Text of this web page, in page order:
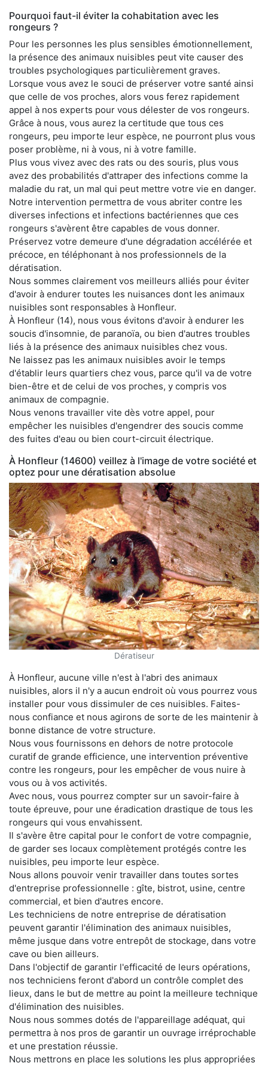
Pourquoi faut-il éviter la cohabitation avec les
rongeurs ?
Pour les personnes les plus sensibles émotionnellement,
la présence des animaux nuisibles peut vite causer des
troubles psychologiques particulièrement graves.
Lorsque vous avez le souci de préserver votre santé ainsi
que celle de vos proches, alors vous ferez rapidement
appel à nos experts pour vous délester de vos rongeurs.
Grâce à nous, vous aurez la certitude que tous ces
rongeurs, peu importe leur espèce, ne pourront plus vous
poser problème, ni à vous, ni à votre famille.
Plus vous vivez avec des rats ou des souris, plus vous
avez des probabilités d'attraper des infections comme la
maladie du rat, un mal qui peut mettre votre vie en danger.
Notre intervention permettra de vous abriter contre les
diverses infections et infections bactériennes que ces
rongeurs s'avèrent être capables de vous donner.
Préservez votre demeure d'une dégradation accélérée et
précoce, en téléphonant à nos professionnels de la
dératisation.
Nous sommes clairement vos meilleurs alliés pour éviter
d'avoir à endurer toutes les nuisances dont les animaux
nuisibles sont responsables à Honfleur.
À Honfleur (14), nous vous évitons d'avoir à endurer les
soucis d'insomnie, de paranoïa, ou bien d'autres troubles
liés à la présence des animaux nuisibles chez vous.
Ne laissez pas les animaux nuisibles avoir le temps
d'établir leurs quartiers chez vous, parce qu'il va de votre
bien-être et de celui de vos proches, y compris vos
animaux de compagnie.
Nous venons travailler vite dès votre appel, pour
empêcher les nuisibles d'engendrer des soucis comme
des fuites d'eau ou bien court-circuit électrique.
À Honfleur (14600) veillez à l'image de votre société et
optez pour une dératisation absolue
Dératiseur
À Honfleur, aucune ville n'est à l'abri des animaux
nuisibles, alors il n'y a aucun endroit où vous pourrez vous
installer pour vous dissimuler de ces nuisibles. Faites-
nous confiance et nous agirons de sorte de les maintenir à
bonne distance de votre structure.
Nous vous fournissons en dehors de notre protocole
curatif de grande efficience, une intervention préventive
contre les rongeurs, pour les empêcher de vous nuire à
vous ou à vos activités.
Avec nous, vous pourrez compter sur un savoir-faire à
toute épreuve, pour une éradication drastique de tous les
rongeurs qui vous envahissent.
Il s'avère être capital pour le confort de votre compagnie,
de garder ses locaux complètement protégés contre les
nuisibles, peu importe leur espèce.
Nous allons pouvoir venir travailler dans toutes sortes
d'entreprise professionnelle : gîte, bistrot, usine, centre
commercial, et bien d'autres encore.
Les techniciens de notre entreprise de dératisation
peuvent garantir l'élimination des animaux nuisibles,
même jusque dans votre entrepôt de stockage, dans votre
cave ou bien ailleurs.
Dans l'objectif de garantir l'efficacité de leurs opérations,
nos techniciens feront d'abord un contrôle complet des
lieux, dans le but de mettre au point la meilleure technique
d'élimination des nuisibles.
Nous nous sommes dotés de l'appareillage adéquat, qui
permettra à nos pros de garantir un ouvrage irréprochable
et une prestation réussie.
Nous mettrons en place les solutions les plus appropriées